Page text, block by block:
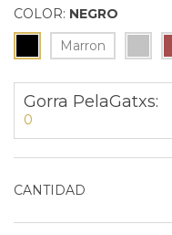
COLOR: NEGRO
Marron
Gorra PelaGatxs:
0
CANTIDAD